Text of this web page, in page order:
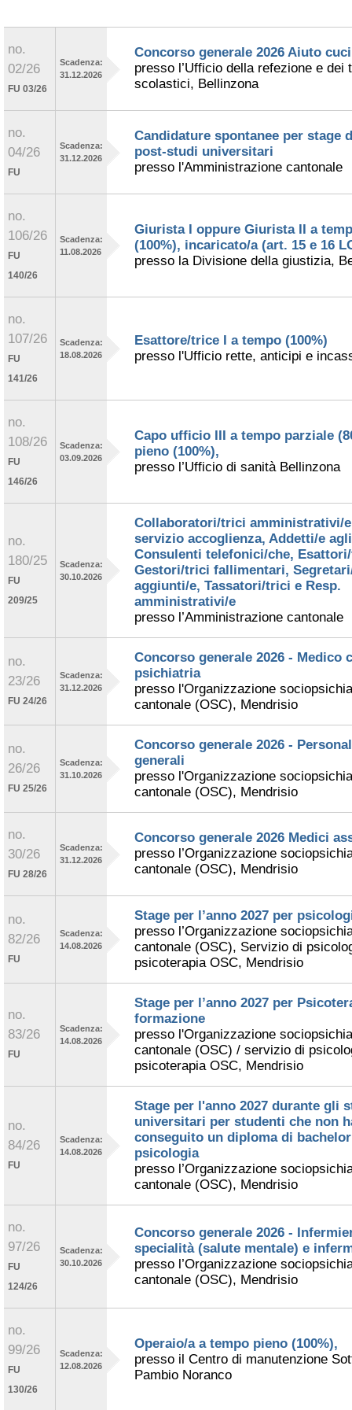
no.
02/26
FU 03/26
Scadenza:
31.12.2026
Concorso generale 2026 Aiuto
presso l’Ufficio della refezione e dei
scolastici, Bellinzona
no.
04/26
FU
Scadenza:
31.12.2026
Candidature spontanee per stage
post-studi universitari
presso l'Amministrazione cantonale
no.
106/26
FU
140/26
Scadenza:
11.08.2026
Giurista I oppure Giurista II a
(100%), incaricato/a (art. 15 e 16
presso la Divisione della giustizia,
no.
107/26
FU
141/26
Scadenza:
18.08.2026
Esattore/trice I a tempo (100%)
presso l'Ufficio rette, anticipi e
no.
108/26
FU
146/26
Scadenza:
03.09.2026
Capo ufficio III a tempo parziale
pieno (100%),
presso l’Ufficio di sanità Bellinzona
no.
180/25
FU
209/25
Scadenza:
30.10.2026
Collaboratori/trici amministrativi/
servizio accoglienza, Addetti/e
Consulenti telefonici/che,
Gestori/trici fallimentari,
aggiunti/e, Tassatori/trici e Resp.
amministrativi/e
presso l’Amministrazione cantonale
no.
23/26
FU 24/26
Scadenza:
31.12.2026
Concorso generale 2026 - Medico
psichiatria
presso l'Organizzazione
cantonale (OSC), Mendrisio
no.
26/26
FU 25/26
Scadenza:
31.10.2026
Concorso generale 2026 -
generali
presso l'Organizzazione
cantonale (OSC), Mendrisio
no.
30/26
FU 28/26
Scadenza:
31.12.2026
Concorso generale 2026 Medici
presso l’Organizzazione
cantonale (OSC), Mendrisio
no.
82/26
FU
Scadenza:
14.08.2026
Stage per l’anno 2027 per
presso l’Organizzazione
cantonale (OSC), Servizio di
psicoterapia OSC, Mendrisio
no.
83/26
FU
Scadenza:
14.08.2026
Stage per l’anno 2027 per
formazione
presso l'Organizzazione
cantonale (OSC) / servizio di
psicoterapia OSC, Mendrisio
no.
84/26
FU
Scadenza:
14.08.2026
Stage per l'anno 2027 durante gli
universitari per studenti che non
conseguito un diploma di
psicologia
presso l’Organizzazione
cantonale (OSC), Mendrisio
no.
97/26
FU
124/26
Scadenza:
30.10.2026
Concorso generale 2026 -
specialità (salute mentale) e
presso l’Organizzazione
cantonale (OSC), Mendrisio
no.
99/26
FU
130/26
Scadenza:
12.08.2026
Operaio/a a tempo pieno (100%),
presso il Centro di manutenzione
Pambio Noranco